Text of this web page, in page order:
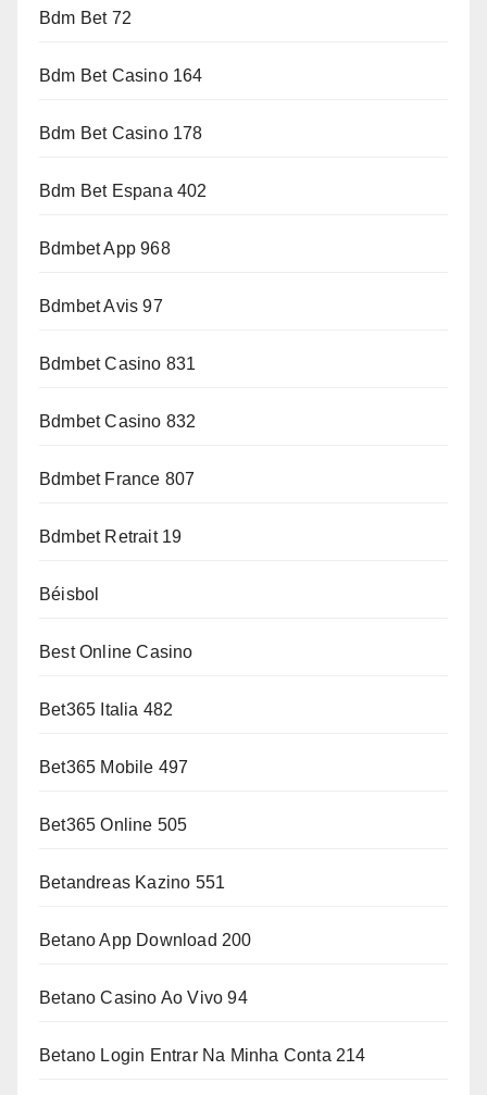
Bdm Bet 72
Bdm Bet Casino 164
Bdm Bet Casino 178
Bdm Bet Espana 402
Bdmbet App 968
Bdmbet Avis 97
Bdmbet Casino 831
Bdmbet Casino 832
Bdmbet France 807
Bdmbet Retrait 19
Béisbol
Best Online Casino
Bet365 Italia 482
Bet365 Mobile 497
Bet365 Online 505
Betandreas Kazino 551
Betano App Download 200
Betano Casino Ao Vivo 94
Betano Login Entrar Na Minha Conta 214